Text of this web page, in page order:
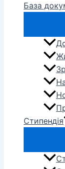
База
Стипендія